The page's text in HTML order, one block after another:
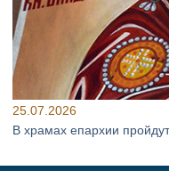
25.07.2026
В храмах епархии